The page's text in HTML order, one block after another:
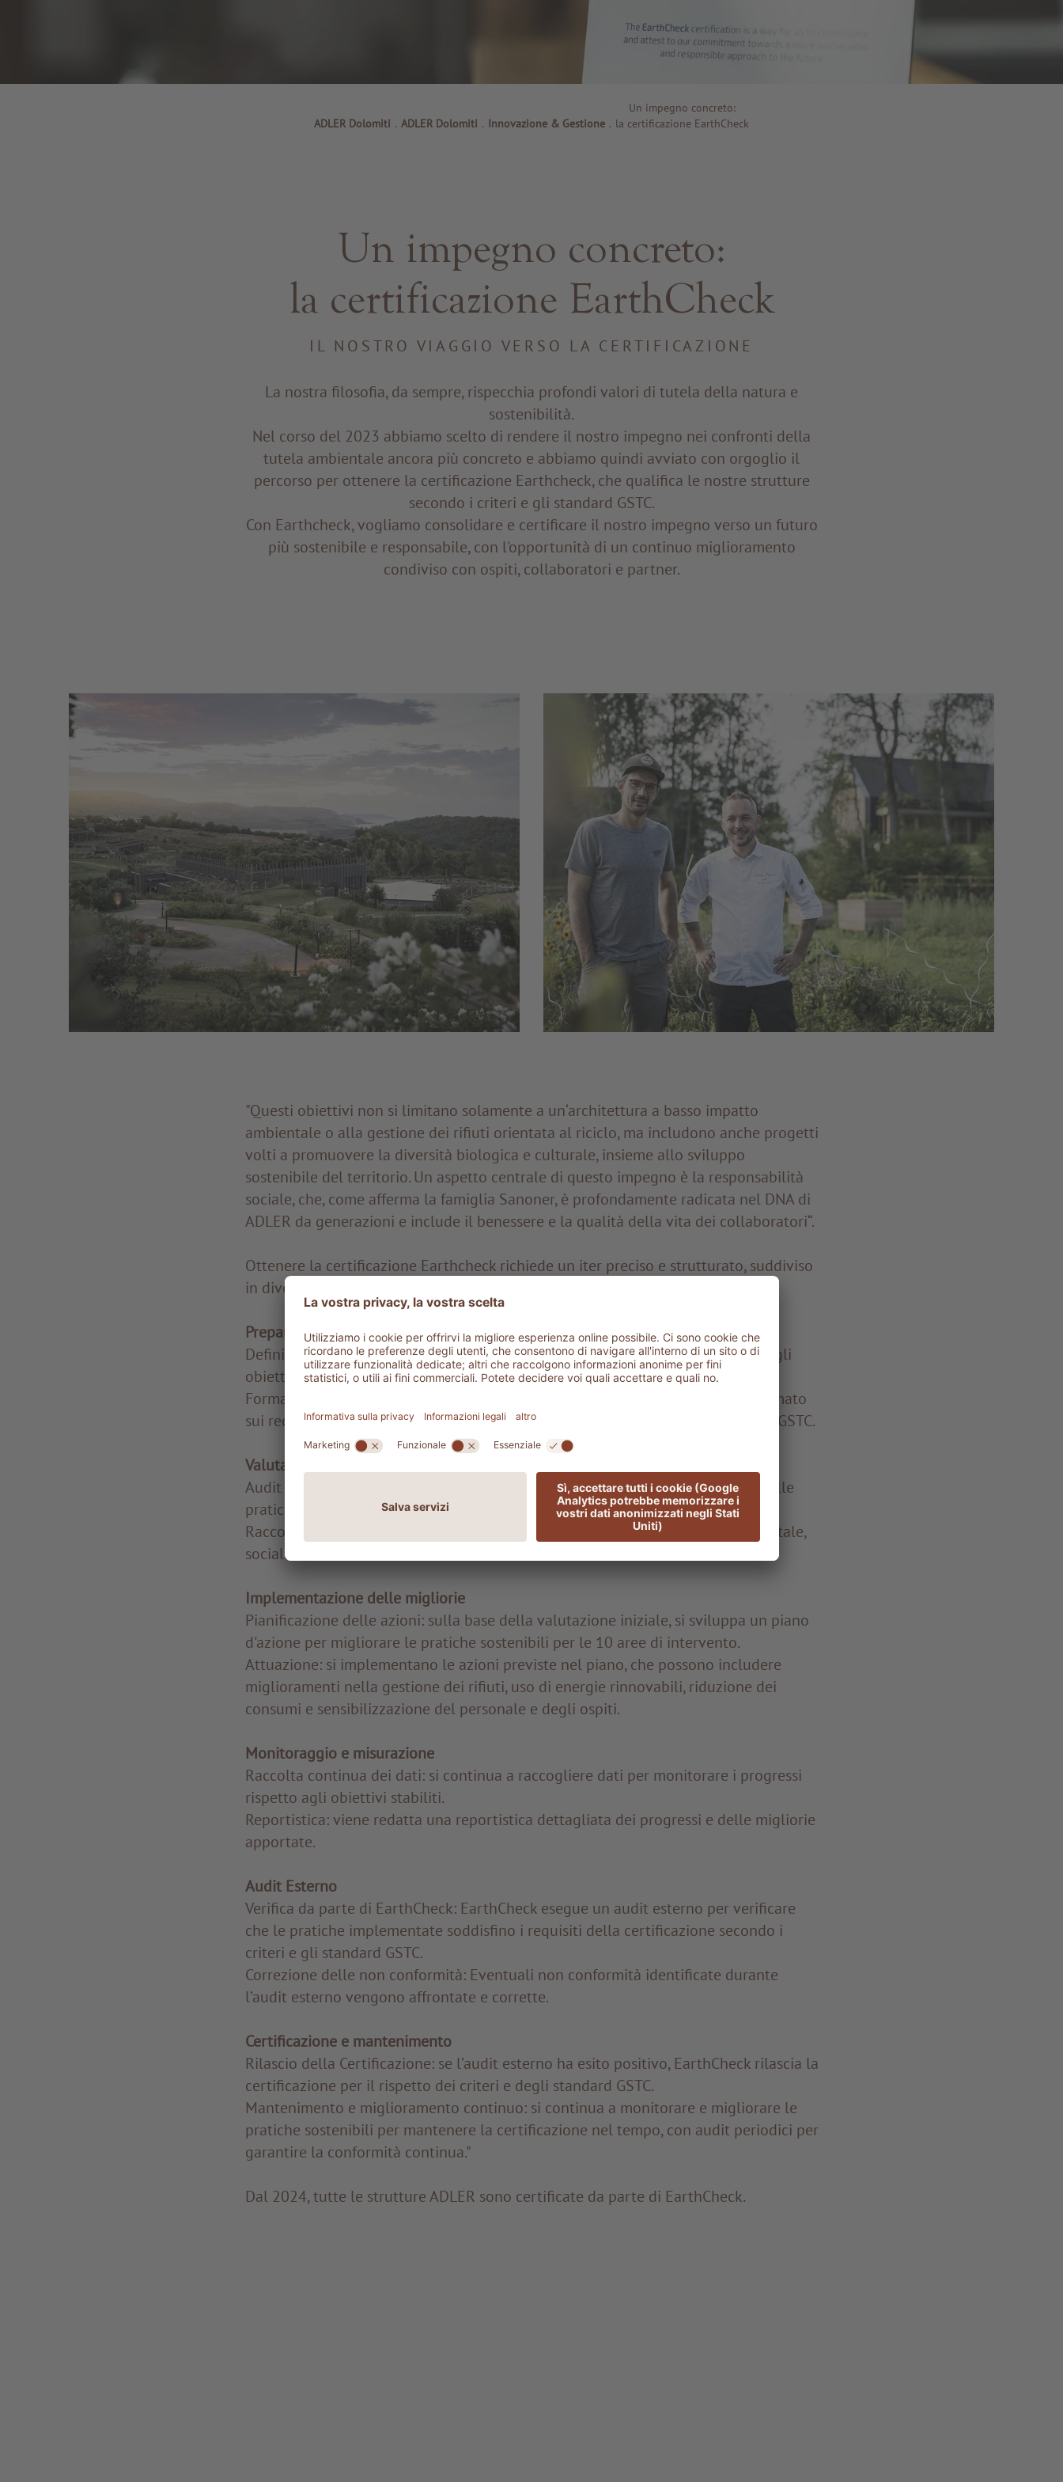
ADLER Dolomiti . ADLER Dolomiti . Innovazione & Gestione .
Un impegno concreto:
la certificazione EarthCheck
Un impegno concreto:
la certificazione EarthCheck
IL NOSTRO VIAGGIO VERSO LA CERTIFICAZIONE
La nostra filosofia, da sempre, rispecchia profondi valori di tutela della natura e
sostenibilità.
Nel corso del 2023 abbiamo scelto di rendere il nostro impegno nei confronti della
tutela ambientale ancora più concreto e abbiamo quindi avviato con orgoglio il
percorso per ottenere la certificazione Earthcheck, che qualifica le nostre strutture
secondo i criteri e gli standard GSTC.
Con Earthcheck, vogliamo consolidare e certificare il nostro impegno verso un futuro
più sostenibile e responsabile, con l'opportunità di un continuo miglioramento
condiviso con ospiti, collaboratori e partner.
"Questi obiettivi non si limitano solamente a un‘architettura a basso impatto
ambientale o alla gestione dei rifiuti orientata al riciclo, ma includono anche progetti
volti a promuovere la diversità biologica e culturale, insieme allo sviluppo
sostenibile del territorio. Un aspetto centrale di questo impegno è la responsabilità
sociale, che, come afferma la famiglia Sanoner, è profondamente radicata nel DNA di
ADLER da generazioni e include il benessere e la qualità della vita dei collaboratori“.
Ottenere la certificazione Earthcheck richiede un iter preciso e strutturato, suddiviso
in diverse fasi:
Preparazione e Impegno
Definizione degli obiettivi: ADLER Spa Resort & Lodges stabilisce chiaramente gli
obiettivi di sostenibilità e l'impegno verso la certificazione.
Formazione del Green Team: viene costituito un team dedicato, formato e informato
sui requisiti della certificazione EarthCheck in base ai criteri e agli stardard del GSTC.
Valutazione Iniziale
Audit interno: viene effettuato un audit interno per valutare lo stato attuale delle
pratiche sostenibili e identificare aree di miglioramento.
Raccolta dati: si raccolgono dati dettagliati sulle operazioni e l’impatto ambientale,
sociale ed economico della struttura.
Implementazione delle migliorie
Pianificazione delle azioni: sulla base della valutazione iniziale, si sviluppa un piano
d'azione per migliorare le pratiche sostenibili per le 10 aree di intervento.
Attuazione: si implementano le azioni previste nel piano, che possono includere
miglioramenti nella gestione dei rifiuti, uso di energie rinnovabili, riduzione dei
consumi e sensibilizzazione del personale e degli ospiti.
Monitoraggio e misurazione
Raccolta continua dei dati: si continua a raccogliere dati per monitorare i progressi
rispetto agli obiettivi stabiliti.
Reportistica: viene redatta una reportistica dettagliata dei progressi e delle migliorie
apportate.
Audit Esterno
Verifica da parte di EarthCheck: EarthCheck esegue un audit esterno per verificare
che le pratiche implementate soddisfino i requisiti della certificazione secondo i
criteri e gli standard GSTC.
Correzione delle non conformità: Eventuali non conformità identificate durante
l’audit esterno vengono affrontate e corrette.
Certificazione e mantenimento
Rilascio della Certificazione: se l’audit esterno ha esito positivo, EarthCheck rilascia la
certificazione per il rispetto dei criteri e degli standard GSTC.
Mantenimento e miglioramento continuo: si continua a monitorare e migliorare le
pratiche sostenibili per mantenere la certificazione nel tempo, con audit periodici per
garantire la conformità continua."
Dal 2024, tutte le strutture ADLER sono certificate da parte di EarthCheck.